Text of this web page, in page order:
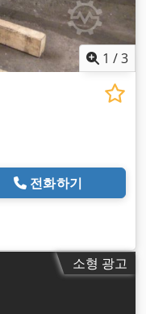
1 /3
전화하기
소형 광고